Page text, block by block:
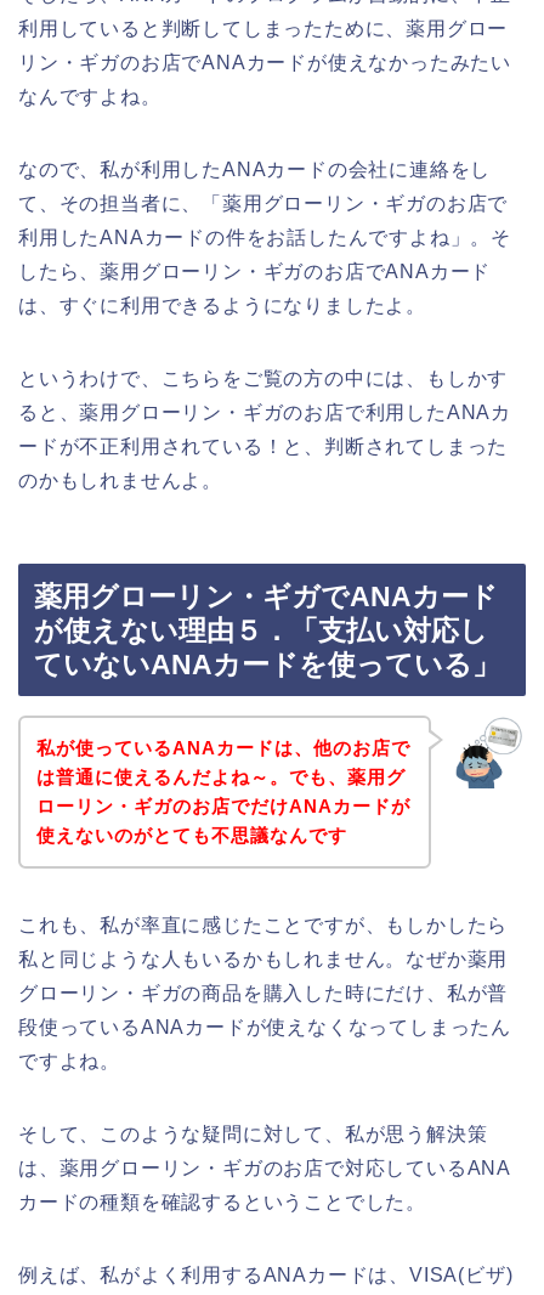
利用していると判断してしまったために、薬用グロー
リン・ギガのお店でANAカードが使えなかったみたい
なんですよね。
なので、私が利用したANAカードの会社に連絡をし
て、その担当者に、「薬用グローリン・ギガのお店で
利用したANAカードの件をお話したんですよね」。そ
したら、薬用グローリン・ギガのお店でANAカード
は、すぐに利用できるようになりましたよ。
というわけで、こちらをご覧の方の中には、もしかす
ると、薬用グローリン・ギガのお店で利用したANAカ
ードが不正利用されている！と、判断されてしまった
のかもしれませんよ。
薬用グローリン・ギガでANAカード
が使えない理由５．「支払い対応し
ていないANAカードを使っている」
私が使っているANAカードは、他のお店で
は普通に使えるんだよね～。でも、薬用グ
ローリン・ギガのお店でだけANAカードが
使えないのがとても不思議なんです
これも、私が率直に感じたことですが、もしかしたら
私と同じような人もいるかもしれません。なぜか薬用
グローリン・ギガの商品を購入した時にだけ、私が普
段使っているANAカードが使えなくなってしまったん
ですよね。
そして、このような疑問に対して、私が思う解決策
は、薬用グローリン・ギガのお店で対応しているANA
カードの種類を確認するということでした。
例えば、私がよく利用するANAカードは、VISA(ビザ)